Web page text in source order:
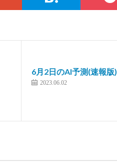
6月2日のAI予測(速報版)
2023.06.02